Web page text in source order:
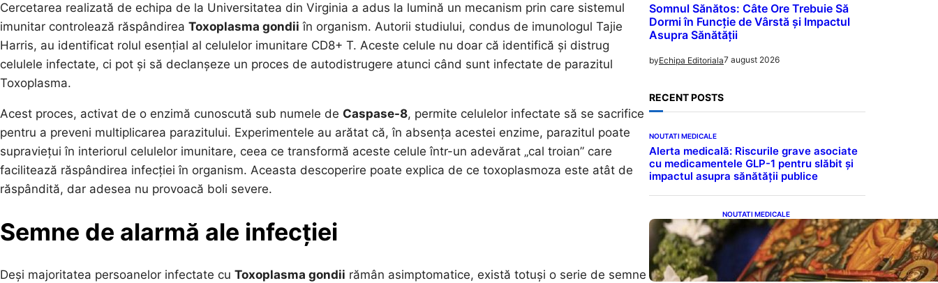
Cercetarea realizată de echipa de la Universitatea din Virginia a adus la lumină un mecanism prin care sistemul
imunitar controlează răspândirea Toxoplasma gondii în organism. Autorii studiului, condus de imunologul Tajie
Harris, au identificat rolul esențial al celulelor imunitare CD8+ T. Aceste celule nu doar că identifică și distrug
celulele infectate, ci pot și să declanșeze un proces de autodistrugere atunci când sunt infectate de parazitul
Toxoplasma.
Acest proces, activat de o enzimă cunoscută sub numele de Caspase-8, permite celulelor infectate să se sacrifice
pentru a preveni multiplicarea parazitului. Experimentele au arătat că, în absența acestei enzime, parazitul poate
supraviețui în interiorul celulelor imunitare, ceea ce transformă aceste celule într-un adevărat „cal troian” care
facilitează răspândirea infecției în organism. Aceasta descoperire poate explica de ce toxoplasmoza este atât de
răspândită, dar adesea nu provoacă boli severe.
Semne de alarmă ale infecției
Deși majoritatea persoanelor infectate cu Toxoplasma gondii rămân asimptomatice, există totuși o serie de semne
Somnul Sănătos: Câte Ore Trebuie Să
Dormi în Funcție de Vârstă și Impactul
Asupra Sănătății
byEchipa Editoriala7 august 2026
RECENT POSTS
NOUTATI MEDICALE
Alerta medicală: Riscurile grave asociate
cu medicamentele GLP-1 pentru slăbit și
impactul asupra sănătății publice
NOUTATI MEDICALE
Postul Adormirii Maicii
Domnului: Tradiții,
Superstiții și Implicații
Spiritualitate în 2026